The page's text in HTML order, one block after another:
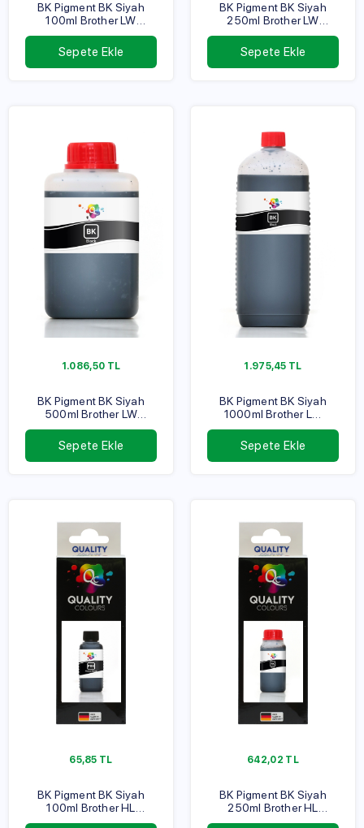
BK Pigment BK Siyah
100ml Brother LW
Serisi
Sepete Ekle
BK Pigment BK Siyah
250ml Brother LW
Serisi
Sepete Ekle
1.086,50 TL
BK Pigment BK Siyah
500ml Brother LW
Serisi
Sepete Ekle
1.975,45 TL
BK Pigment BK Siyah
1000ml Brother LW
Serisi
Sepete Ekle
65,85 TL
BK Pigment BK Siyah
100ml Brother HL
Serisi
642,02 TL
BK Pigment BK Siyah
250ml Brother HL
Serisi